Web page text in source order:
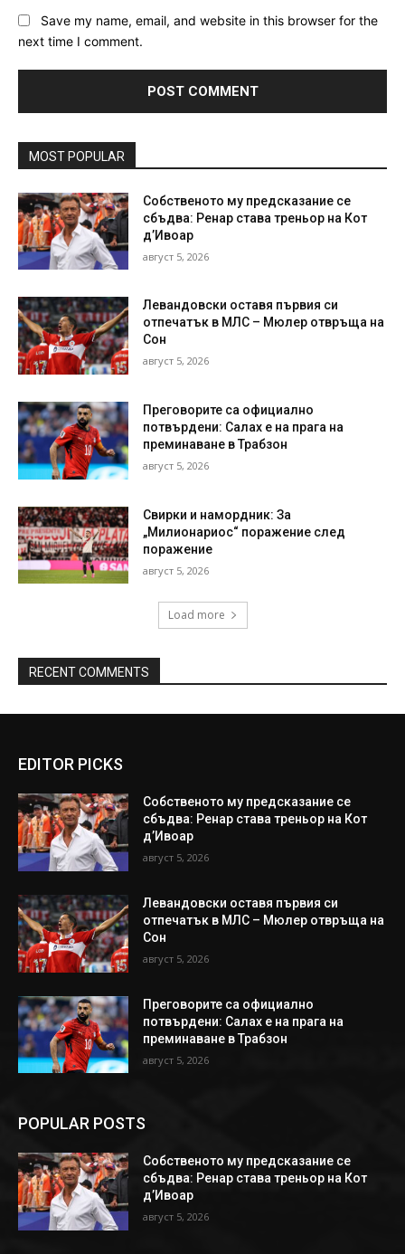
Save my name, email, and website in this browser for the
next time I comment.
MOST POPULAR
Собственото му предсказание се
сбъдва: Ренар става треньор на Кот
д’Ивоар
август 5, 2026
Левандовски оставя първия си
отпечатък в МЛС – Мюлер отвръща на
Сон
август 5, 2026
Преговорите са официално
потвърдени: Салах е на прага на
преминаване в Трабзон
август 5, 2026
Свирки и намордник: За
„Милионариос“ поражение след
поражение
август 5, 2026
Load more
RECENT COMMENTS
EDITOR PICKS
Собственото му предсказание се
сбъдва: Ренар става треньор на Кот
д’Ивоар
август 5, 2026
Левандовски оставя първия си
отпечатък в МЛС – Мюлер отвръща на
Сон
август 5, 2026
Преговорите са официално
потвърдени: Салах е на прага на
преминаване в Трабзон
август 5, 2026
POPULAR POSTS
Собственото му предсказание се
сбъдва: Ренар става треньор на Кот
д’Ивоар
август 5, 2026